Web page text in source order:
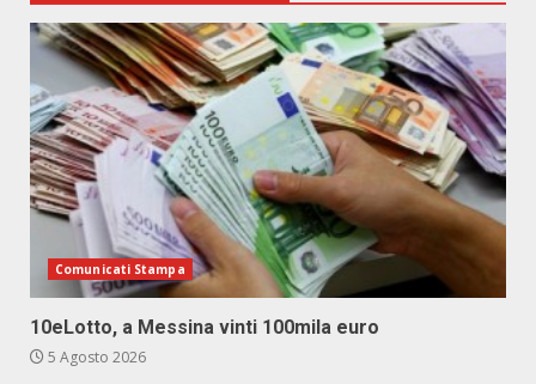
Comunicati Stampa
10eLotto, a Messina vinti 100mila euro
5 Agosto 2026